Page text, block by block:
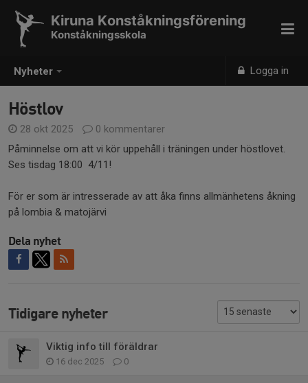
Nyheter Logga in
Kiruna Konståkningsförening
Konståkningsskola
Höstlov
28 okt 2025
0 kommentarer
Påminnelse om att vi kör uppehåll i träningen under höstlovet.
Ses tisdag 18:00 4/11!
För er som är intresserade av att åka finns allmänhetens åkning
på lombia & matojärvi
Dela nyhet
Tidigare nyheter
Viktig info till föräldrar
16 dec 2025 0